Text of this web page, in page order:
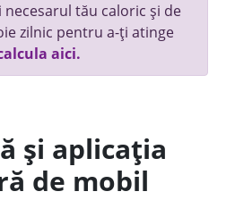
necesarul tău caloric și de
zilnic pentru a-ți atinge
aici.
și aplicația
de mobil